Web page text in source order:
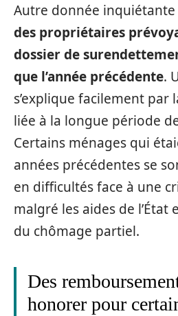
Autre donnée inquiétante
des propriétaires
dossier de
que l’année précédente.
s’explique facilement par
liée à la longue période
Certains ménages qui
années précédentes se
en difficultés face à une
malgré les aides de l’État
du chômage partiel.
Des
honorer pour